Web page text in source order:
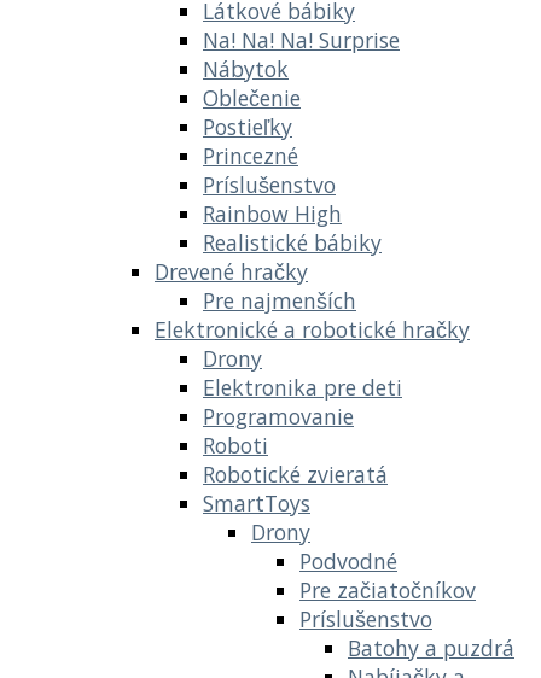
Látkové bábiky
Na! Na! Na! Surprise
Nábytok
Oblečenie
Postieľky
Princezné
Príslušenstvo
Rainbow High
Realistické bábiky
Drevené hračky
Pre najmenších
Elektronické a robotické hračky
Drony
Elektronika pre deti
Programovanie
Roboti
Robotické zvieratá
SmartToys
Drony
Podvodné
Pre začiatočníkov
Príslušenstvo
Batohy a puzdrá